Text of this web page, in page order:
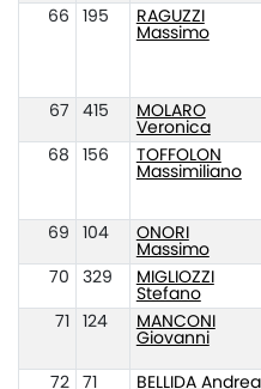
66
195
RAGUZZI
Massimo
67
415
MOLARO
Veronica
68
156
TOFFOLON
Massimiliano
69
104
ONORI
Massimo
70
329
MIGLIOZZI
Stefano
71
124
MANCONI
Giovanni
72
71 BELLIDA Andrea